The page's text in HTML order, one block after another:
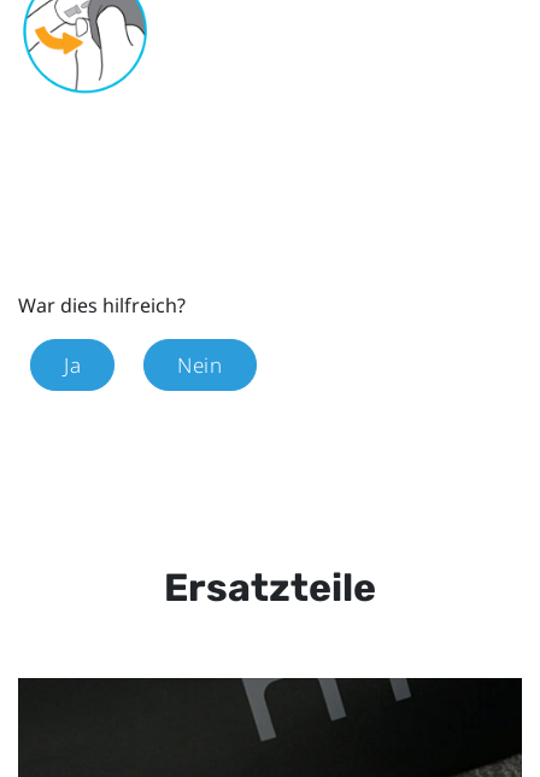
War dies hilfreich?
Ja Nein
Ersatzteile